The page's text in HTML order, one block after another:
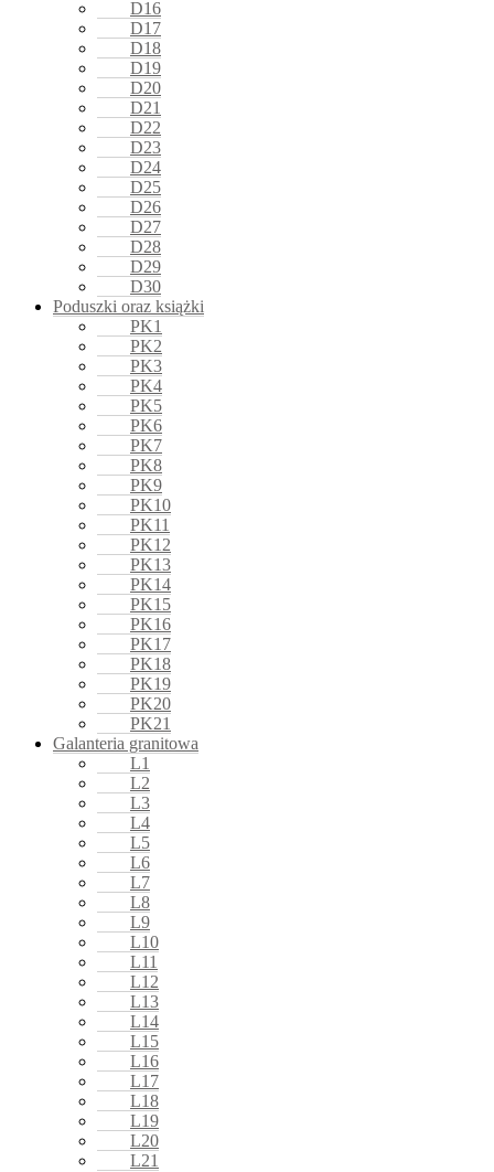
D16
D17
D18
D19
D20
D21
D22
D23
D24
D25
D26
D27
D28
D29
D30
Poduszki oraz książki
PK1
PK2
PK3
PK4
PK5
PK6
PK7
PK8
PK9
PK10
PK11
PK12
PK13
PK14
PK15
PK16
PK17
PK18
PK19
PK20
PK21
Galanteria granitowa
L1
L2
L3
L4
L5
L6
L7
L8
L9
L10
L11
L12
L13
L14
L15
L16
L17
L18
L19
L20
L21